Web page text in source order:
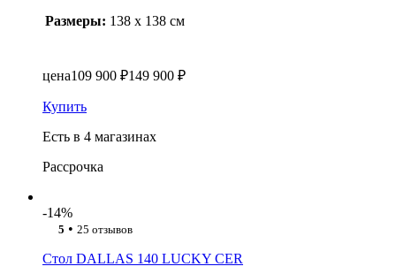
Размеры: 138 x 138 см
цена109 900 ₽149 900 ₽
Купить
Есть в 4 магазинах
Рассрочка
-14%
5 • 25 отзывов
Стол DALLAS 140 LUCKY CER